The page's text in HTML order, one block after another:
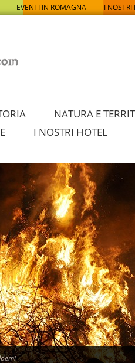
EVENTI IN ROMAGNA I NOSTRI
NATURA E
I NOSTRI HOTEL